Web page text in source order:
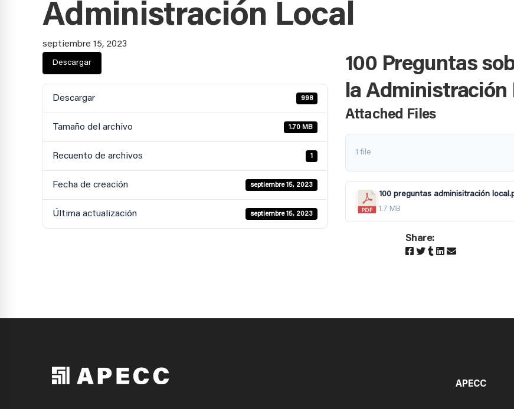
Administración Local
septiembre 15, 2023
Descargar
Descargar 998
Tamaño del archivo 1.70 MB
Recuento de archivos 1
Fecha de creación septiembre 15, 2023
Última actualización septiembre 15, 2023
100 Preguntas
la Administración
Attached Files
1 file
100 preguntas adminisitración
1.7 MB
Share:
APECC